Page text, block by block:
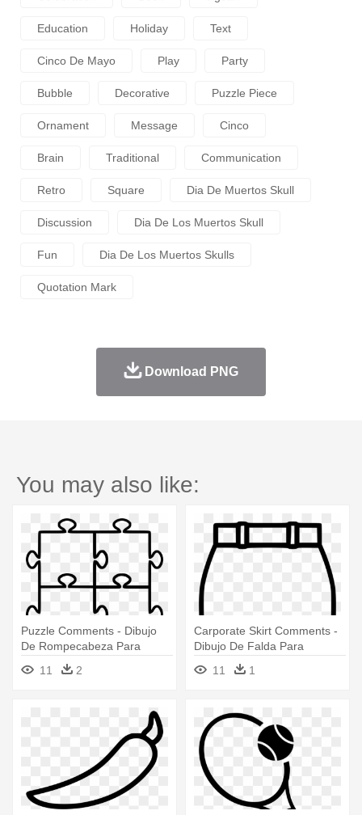
Education Holiday Text
Cinco De Mayo Play Party
Bubble Decorative Puzzle Piece
Ornament Message Cinco
Brain Traditional Communication
Retro Square Dia De Muertos Skull
Discussion Dia De Los Muertos Skull
Fun Dia De Los Muertos Skulls
Quotation Mark
Download PNG
You may also like:
Puzzle Comments - Dibujo
De Rompecabeza Para
11 2
Carporate Skirt Comments -
Dibujo De Falda Para
11 1